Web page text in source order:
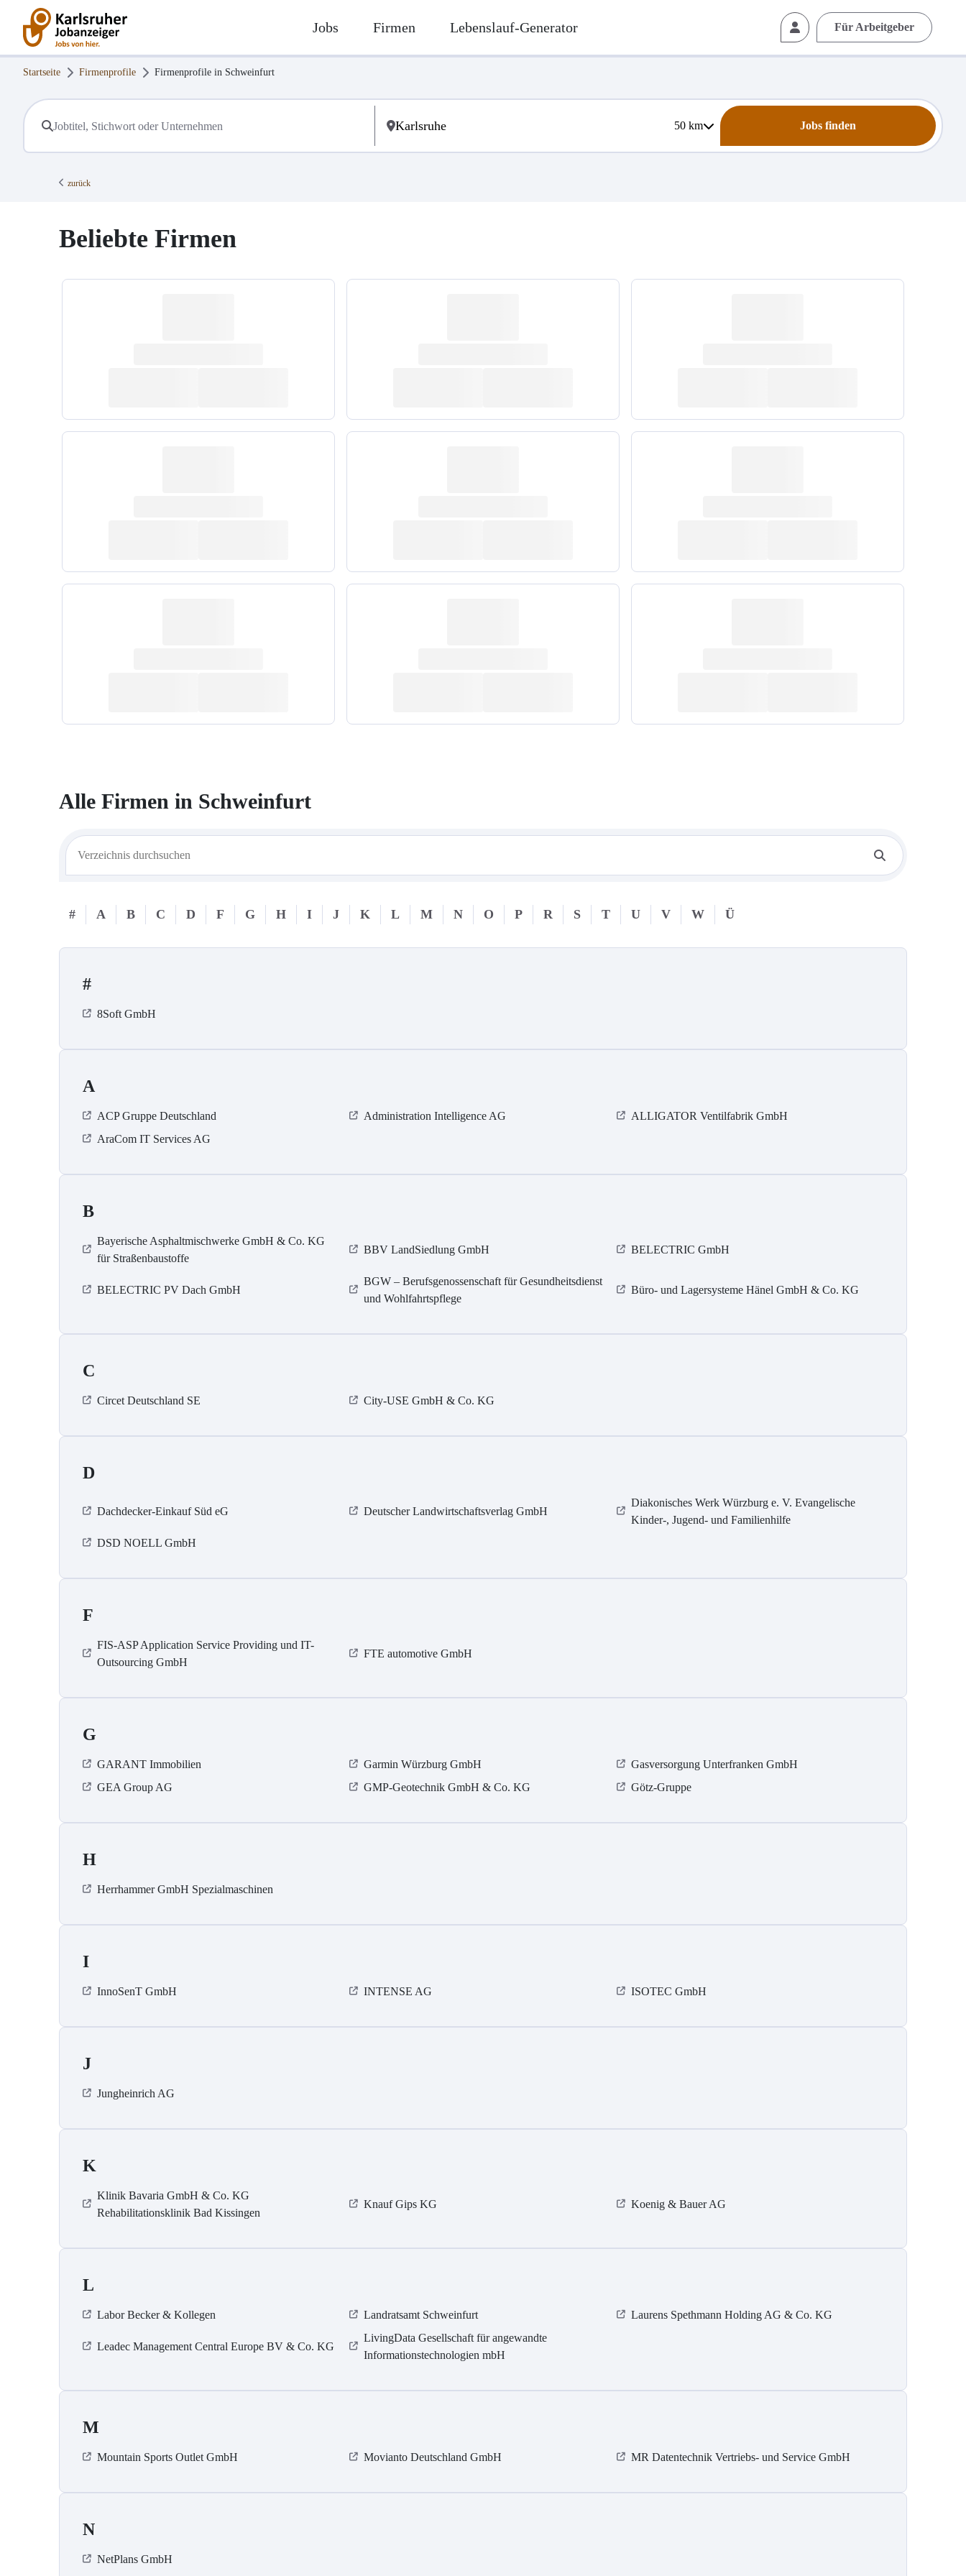
Jobs Firmen Lebenslauf-Generator Für Arbeitgeber
Startseite Firmenprofile Firmenprofile in Schweinfurt
50km Jobs finden
zurück
Beliebte Firmen
Alle Firmen in Schweinfurt
# A B C D F G H I J K L M N O P R S T U V W Ü
#
8Soft GmbH
A
ACP Gruppe Deutschland Administration Intelligence AG
ALLIGATOR Ventilfabrik GmbH
AraCom IT Services AG
B
Bayerische Asphaltmischwerke GmbH & Co. KG
für Straßenbaustoffe
BBV LandSiedlung GmbH BELECTRIC GmbH
BELECTRIC PV Dach GmbH
BGW – Berufsgenossenschaft für Gesundheitsdienst
und Wohlfahrtspflege
Büro- und Lagersysteme Hänel GmbH & Co. KG
C
Circet Deutschland SE City-USE GmbH & Co. KG
D
Dachdecker-Einkauf Süd eG Deutscher Landwirtschaftsverlag GmbH
Diakonisches Werk Würzburg e. V. Evangelische
Kinder-, Jugend- und Familienhilfe
DSD NOELL GmbH
F
FIS-ASP Application Service Providing und IT-
Outsourcing GmbH
FTE automotive GmbH
G
GARANT Immobilien Garmin Würzburg GmbH
Gasversorgung Unterfranken GmbH
GEA Group AG
GMP-Geotechnik GmbH & Co. KG Götz-Gruppe
H
Herrhammer GmbH Spezialmaschinen
I
InnoSenT GmbH INTENSE AG ISOTEC GmbH
J
Jungheinrich AG
K
Klinik Bavaria GmbH & Co. KG
Rehabilitationsklinik Bad Kissingen
Knauf Gips KG Koenig & Bauer AG
L
Labor Becker & Kollegen Landratsamt Schweinfurt Laurens Spethmann Holding AG & Co. KG
Leadec Management Central Europe BV & Co. KG
LivingData Gesellschaft für angewandte
Informationstechnologien mbH
M
Mountain Sports Outlet GmbH Movianto Deutschland GmbH MR Datentechnik Vertriebs- und Service GmbH
N
NetPlans GmbH